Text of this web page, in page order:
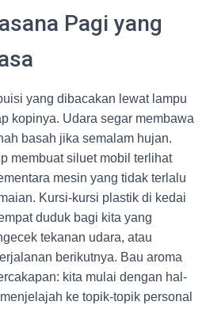
Pagi yang
yang dibacakan lewat lampu
kopinya. Udara segar membawa
basah jika semalam hujan.
membuat siluet mobil terlihat
mesin yang tidak terlalu
Kursi-kursi plastik di kedai
duduk bagi kita yang
tekanan udara, atau
berikutnya. Bau aroma
kita mulai dengan hal-
ke topik-topik personal